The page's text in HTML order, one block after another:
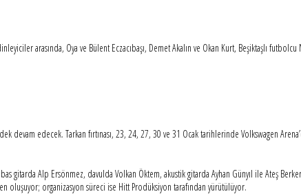
arasında, Oya ve Bülent Eczacıbaşı, Demet Akalın ve Okan Kurt, Beşiktaşlı
edecek. Tarkan fırtınası, 23, 24, 27, 30 ve 31 Ocak tarihlerinde Volkswagen
gitarda Alp Ersönmez, davulda Volkan Öktem, akustik gitarda Ayhan Günyıl ile Ateş
oluşuyor; organizasyon süreci ise Hitt Prodüksiyon tarafından yürütülüyor.